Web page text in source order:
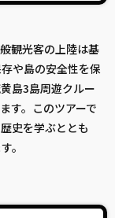
観光客の上陸は基
や島の安全性を保
島3島周遊クルー
す。このツアーで
史を学ぶととも
。